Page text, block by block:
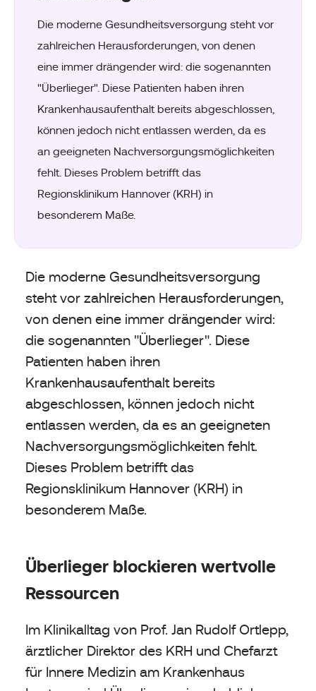
Die moderne Gesundheitsversorgung steht vor
zahlreichen Herausforderungen, von denen
eine immer drängender wird: die sogenannten
"Überlieger". Diese Patienten haben ihren
Krankenhausaufenthalt bereits abgeschlossen,
können jedoch nicht entlassen werden, da es
an geeigneten Nachversorgungsmöglichkeiten
fehlt. Dieses Problem betrifft das
Regionsklinikum Hannover (KRH) in
besonderem Maße.
Die moderne Gesundheitsversorgung
steht vor zahlreichen Herausforderungen,
von denen eine immer drängender wird:
die sogenannten "Überlieger". Diese
Patienten haben ihren
Krankenhausaufenthalt bereits
abgeschlossen, können jedoch nicht
entlassen werden, da es an geeigneten
Nachversorgungsmöglichkeiten fehlt.
Dieses Problem betrifft das
Regionsklinikum Hannover (KRH) in
besonderem Maße.
Überlieger blockieren wertvolle
Ressourcen
Im Klinikalltag von Prof. Jan Rudolf Ortlepp,
ärztlicher Direktor des KRH und Chefarzt
für Innere Medizin am Krankenhaus